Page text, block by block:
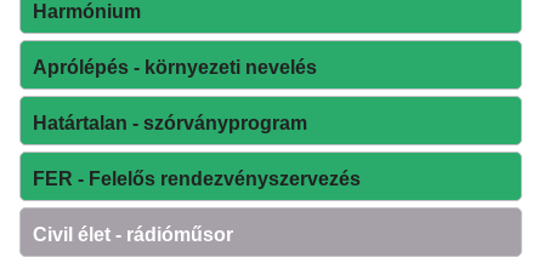
Harmónium
Aprólépés - környezeti nevelés
Határtalan - szórványprogram
FER - Felelős rendezvényszervezés
Civil élet - rádióműsor